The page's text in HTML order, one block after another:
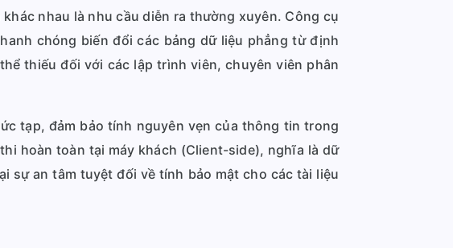
nhau là nhu cầu diễn ra thường xuyên. Công cụ
chóng biến đổi các bảng dữ liệu phẳng từ định
thiếu đối với các lập trình viên, chuyên viên phân
tạp, đảm bảo tính nguyên vẹn của thông tin trong
hoàn toàn tại máy khách (Client-side), nghĩa là dữ
sự an tâm tuyệt đối về tính bảo mật cho các tài liệu